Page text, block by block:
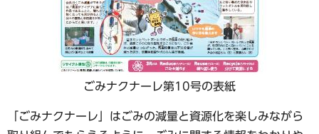
ごみナクナーレ第10号の表紙
「ごみナクナーレ」はごみの減量と資源化を楽しみながら